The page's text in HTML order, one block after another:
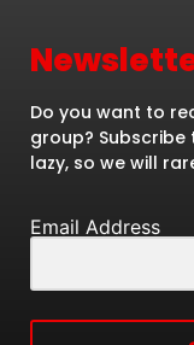
Do you want to
group?
lazy, so we will
Email Address